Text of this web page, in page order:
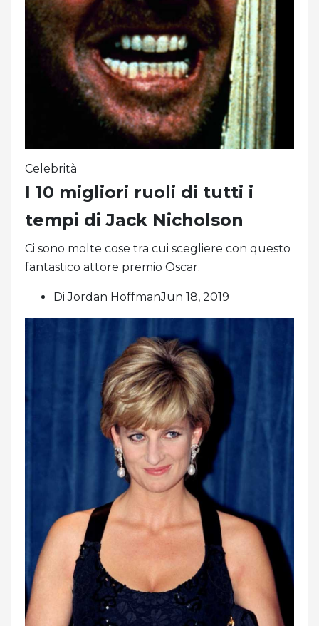
Celebrità
I 10 migliori ruoli di tutti i
tempi di Jack Nicholson
Ci sono molte cose tra cui scegliere con questo
fantastico attore premio Oscar.
Di Jordan HoffmanJun 18, 2019